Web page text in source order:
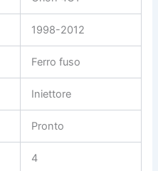
1998-2012
Ferro fuso
Iniettore
Pronto
4